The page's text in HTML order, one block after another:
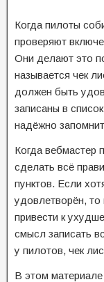
Когда пилоты
проверяют
Они делают это
называется чек
должен быть
записаны в
надёжно
Когда вебмастер
сделать всё
пунктов. Если
удовлетворён, то
привести к
смысл записать
у пилотов, чек
В этом